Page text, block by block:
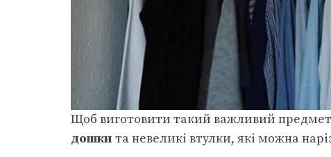
Щоб виготовити такий важливий предмет
дошки та невеликі втулки, які можна